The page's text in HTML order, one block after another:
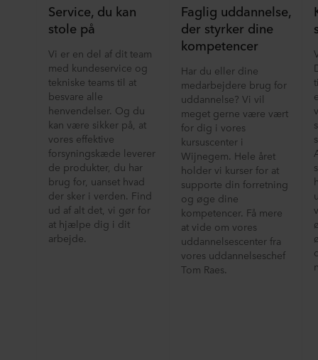
Service, du kan
stole på
Vi er en del af dit team
med kundeservice og
tekniske teams til at
besvare alle
henvendelser. Og du
kan være sikker på, at
vores effektive
forsyningskæde leverer
de produkter, du har
brug for, uanset hvad
der sker i verden. Find
ud af alt det, vi gør for
at hjælpe dig i dit
arbejde.
Faglig uddannelse,
der styrker dine
kompetencer
Har du eller dine
medarbejdere brug for
uddannelse? Vi vil
meget gerne være vært
for dig i vores
kursuscenter i
Wijnegem. Hele året
holder vi kurser for at
supporte din forretning
og øge dine
kompetencer. Få mere
at vide om vores
uddannelsescenter fra
vores uddannelseschef
Tom Raes.